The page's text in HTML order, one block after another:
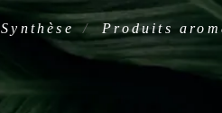
Synthèse Produits